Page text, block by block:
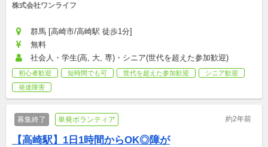
株式会社ワンライフ
群馬 [高崎市/高崎駅 徒歩1分]
無料
社会人・学生(高, 大, 専)・シニア(世代を超えた参加歓迎)
初心者歓迎 短時間でも可 世代を超えた参加歓迎
シニア歓迎
発達障害
募集終了 単発ボランティア 約2年前
【高崎駅】1日1時間からOK◎障が